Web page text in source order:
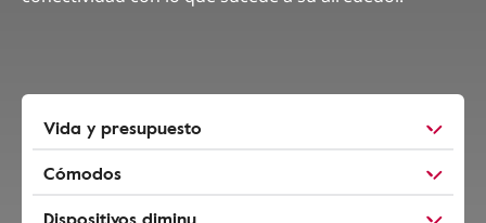
Vida y presupuesto
Cómodos